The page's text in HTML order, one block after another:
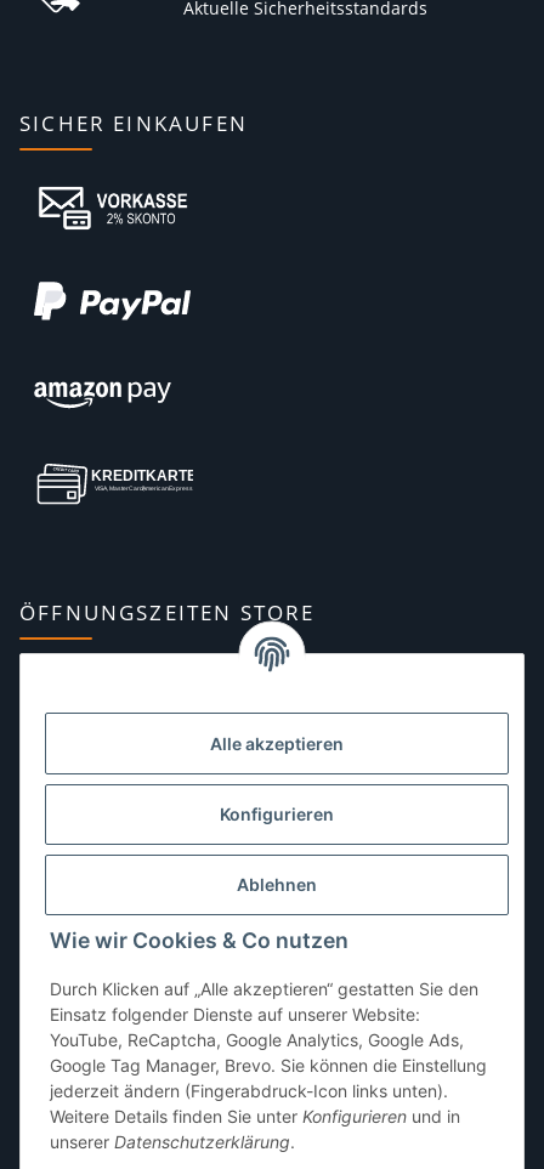
Alle akzeptieren
Konfigurieren
Ablehnen
Wie wir Cookies & Co nutzen
Durch Klicken auf „Alle akzeptieren“ gestatten Sie den
Einsatz folgender Dienste auf unserer Website:
YouTube, ReCaptcha, Google Analytics, Google Ads,
Google Tag Manager, Brevo. Sie können die Einstellung
jederzeit ändern (Fingerabdruck-Icon links unten).
Weitere Details finden Sie unter Konfigurieren und in
unserer Datenschutzerklärung.
Aktuelle Sicherheitsstandards
SICHER EINKAUFEN
ÖFFNUNGSZEITEN STORE
10:00–13:00, 14:00–18:00 Uhr
Dienstag:10:00–13:00, 14:00–16:00 Uhr
10:00–13:00 Uhr
Freitag:10:00–13:00, 14:00–18:00 Uhr
Sonntag: geschlossen
* Alle Preise inkl. gesetzlicher USt., zzgl.Versand